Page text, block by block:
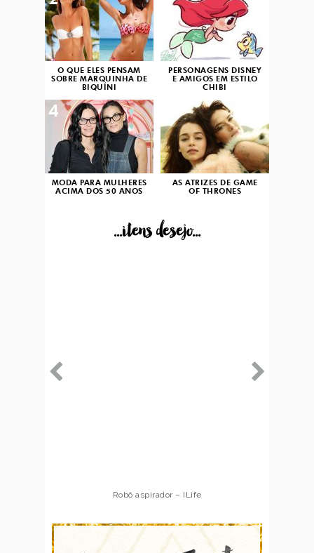
O QUE ELES PENSAM
SOBRE MARQUINHA DE
BIQUÍNI
PERSONAGENS DISNEY
E AMIGOS EM ESTILO
CHIBI
MODA PARA MULHERES
ACIMA DOS 50 ANOS
4
AS ATRIZES DE GAME
OF THRONES
...itens desejo...
Robô aspirador – ILife